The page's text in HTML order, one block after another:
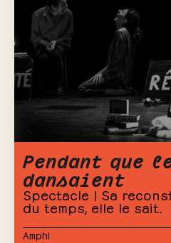
Pendant que
dansaient
Spectacle | Sa
du temps, elle le sait.
Amphi